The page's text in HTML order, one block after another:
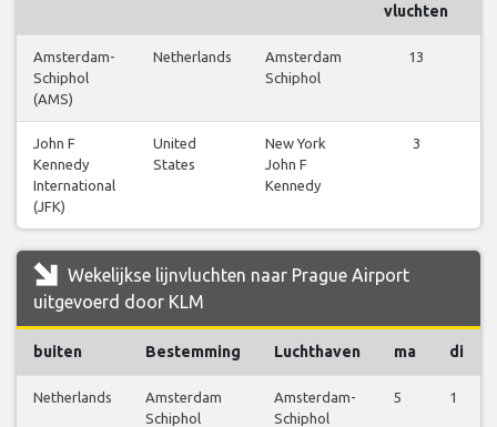
vluchten
Amsterdam-
Schiphol
(AMS)
Netherlands
Amsterdam
Schiphol
13
John F
Kennedy
International
(JFK)
United
States
New York
John F
Kennedy
3
Wekelijkse lijnvluchten naar Prague Airport
uitgevoerd door KLM
buiten Bestemming Luchthaven ma di
Netherlands
Amsterdam
Schiphol
Amsterdam-
Schiphol
5 1